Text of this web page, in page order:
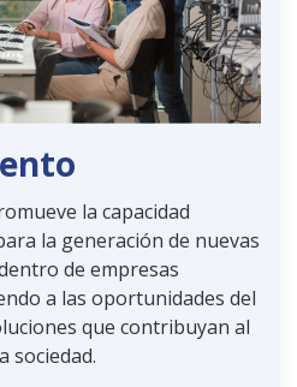
la capacidad
la generación de nuevas
de empresas
a las oportunidades del
que contribuyan al
sociedad.